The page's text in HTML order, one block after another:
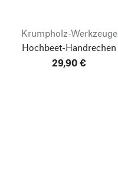
Krumpholz-Werkzeuge
Hochbeet-Handrechen
29,90 €